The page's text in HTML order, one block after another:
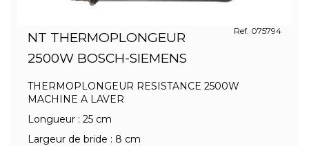
NT THERMOPLONGEUR
2500W BOSCH-SIEMENS
Ref. 075794
THERMOPLONGEUR RESISTANCE 2500W
MACHINE A LAVER
Longueur : 25 cm
Largeur de bride : 8 cm